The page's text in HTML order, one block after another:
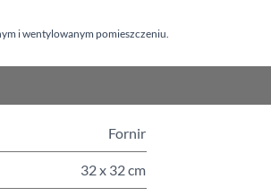
iwentylowanym pomieszczeniu.
Fornir
32 x 32 cm